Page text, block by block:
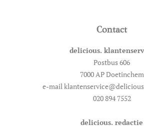
Contact
delicious.
Postbus 606
7000 AP Doetinchem
e-mail
020 894 7552
delicious. redactie